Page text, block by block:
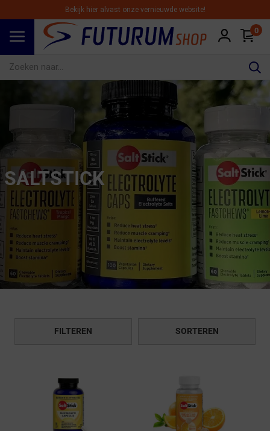
Bekijk hier alvast onze vernieuwde website!
0
SALTSTICK
FILTEREN SORTEREN